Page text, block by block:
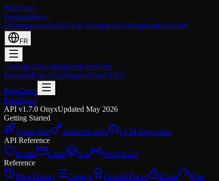
PokeTrace
PourquoiPour
DéveloppeursTarifsFAQCatalogueDocsBlogPortfolioStatut
FR
CatalogueDocsBlogPortfolioStatut
PourquoiPour DéveloppeursTarifsFAQ
PokeTrace
PokeTrace
API v1.7.0 OnyxUpdated May 2026
Getting Started
Quick Start
Authentication
LLM Integration
API Reference
Health
Cards Sets
WebSocket
Reference
Price History
Listings Graded Prices Errors
Rate